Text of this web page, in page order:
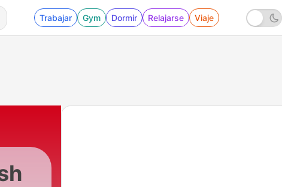
Trabajar Gym Dormir Relajarse Viaje